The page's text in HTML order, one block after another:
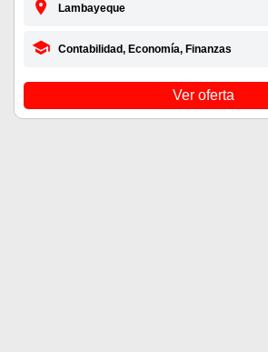
Lambayeque
Contabilidad, Economía, Finanzas
Ver oferta